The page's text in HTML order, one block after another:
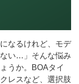
なるけれど、モデ
い…」そんな悩み
うか。BOAタイ
レスなど、選択肢